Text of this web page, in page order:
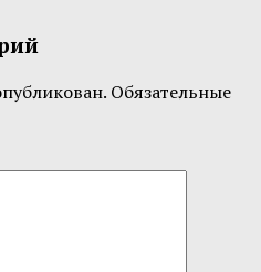
Обязательные